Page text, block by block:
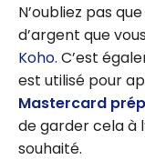
N’oubliez pas
d’argent que
Koho. C’est
est utilisé pour
Mastercard
de garder cela à
souhaité.